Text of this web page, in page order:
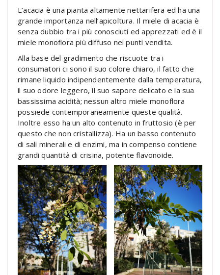
L’acacia è una pianta altamente nettarifera ed ha una
grande importanza nell’apicoltura. Il miele di acacia è
senza dubbio tra i più conosciuti ed apprezzati ed è il
miele monoflora più diffuso nei punti vendita.
Alla base del gradimento che riscuote tra i
consumatori ci sono il suo colore chiaro, il fatto che
rimane liquido indipendentemente dalla temperatura,
il suo odore leggero, il suo sapore delicato e la sua
bassissima acidità; nessun altro miele monoflora
possiede contemporaneamente queste qualità.
Inoltre esso ha un alto contenuto in fruttosio (è per
questo che non cristallizza). Ha un basso contenuto
di sali minerali e di enzimi, ma in compenso contiene
grandi quantità di crisina, potente flavonoide.